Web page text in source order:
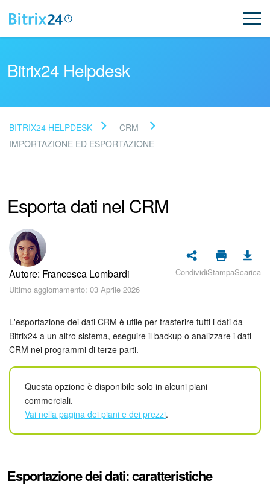
Leggi le domande frequenti
Supporto Bitrix24
Registrazione e accesso
Piani e pagamento
Come iniziare?
CoPilot: IA in Bitrix24
Feed
Messenger
Bitrix24 Helpdesk
BITRIX24 HELPDESK
CRM
IMPORTAZIONE ED ESPORTAZIONE
Esporta dati nel CRM
Autore: Francesca Lombardi
Ultimo aggiornamento: 03 Aprile 2026
CondividiStampaScarica
L'esportazione dei dati CRM è utile per trasferire tutti i dati da
Bitrix24 a un altro sistema, eseguire il backup o analizzare i dati
CRM nei programmi di terze parti.
Questa opzione è disponibile solo in alcuni piani
commerciali.
Vai nella pagina dei piani e dei prezzi.
Esportazione dei dati: caratteristiche